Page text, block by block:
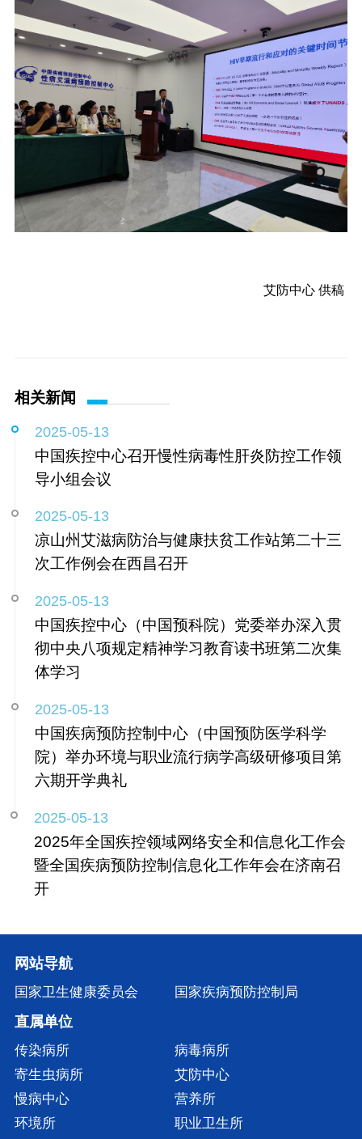
艾防中心 供稿
相关新闻
2025-05-13
中国疾控中心召开慢性病毒性肝炎防控工作领
导小组会议
2025-05-13
凉山州艾滋病防治与健康扶贫工作站第二十三
次工作例会在西昌召开
2025-05-13
中国疾控中心（中国预科院）党委举办深入贯
彻中央八项规定精神学习教育读书班第二次集
体学习
2025-05-13
中国疾病预防控制中心（中国预防医学科学
院）举办环境与职业流行病学高级研修项目第
六期开学典礼
2025-05-13
2025年全国疾控领域网络安全和信息化工作会
暨全国疾病预防控制信息化工作年会在济南召
开
网站导航
国家卫生健康委员会 国家疾病预防控制局
直属单位
传染病所
病毒病所
寄生虫病所
艾防中心
慢病中心
营养所
环境所
职业卫生所